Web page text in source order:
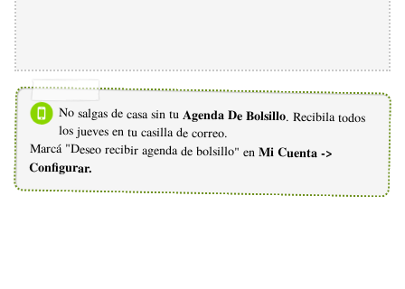
No salgas de casa sin tu Agenda De Bolsillo. Recibila todos
los jueves en tu casilla de correo.
Marcá "Deseo recibir agenda de bolsillo" en Mi Cuenta ->
Configurar.